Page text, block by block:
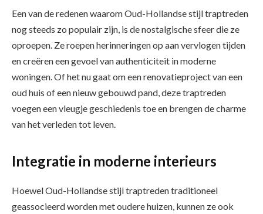
Een van de redenen waarom Oud-Hollandse stijl traptreden
nog steeds zo populair zijn, is de nostalgische sfeer die ze
oproepen. Ze roepen herinneringen op aan vervlogen tijden
en creëren een gevoel van authenticiteit in moderne
woningen. Of het nu gaat om een renovatieproject van een
oud huis of een nieuw gebouwd pand, deze traptreden
voegen een vleugje geschiedenis toe en brengen de charme
van het verleden tot leven.
Integratie in moderne interieurs
Hoewel Oud-Hollandse stijl traptreden traditioneel
geassocieerd worden met oudere huizen, kunnen ze ook